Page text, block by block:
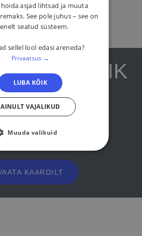
JAANI KIRIK
Jaani 5
KAARDILT
asjad lihtsad ja muuta
See pole juhus – see on
seatud süsteem.
sellel lool edasi areneda?
Privaatsus →
LUBA KÕIK
AINULT VAJALIKUD
Muuda valikuid